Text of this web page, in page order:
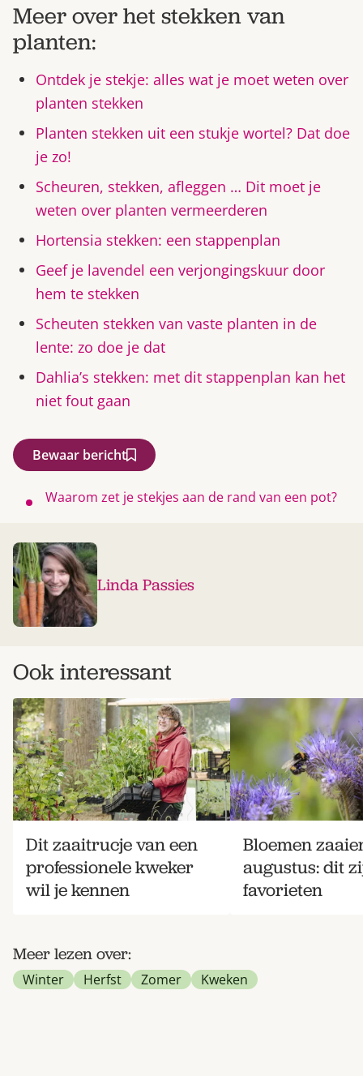
Meer over het stekken van
planten:
Ontdek je stekje: alles wat je moet weten over
planten stekken
Planten stekken uit een stukje wortel? Dat doe
je zo!
Scheuren, stekken, afleggen … Dit moet je
weten over planten vermeerderen
Hortensia stekken: een stappenplan
Geef je lavendel een verjongingskuur door
hem te stekken
Scheuten stekken van vaste planten in de
lente: zo doe je dat
Dahlia’s stekken: met dit stappenplan kan het
niet fout gaan
Bewaar bericht
Waarom zet je stekjes aan de rand van een pot?
Linda Passies
Ook interessant
Dit zaaitrucje van een
professionele kweker
wil je kennen
Bloemen
augustus: dit
favorieten
Meer lezen over:
Winter Herfst Zomer Kweken